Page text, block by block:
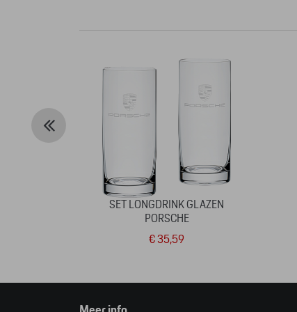
SET LONGDRINK GLAZEN
PORSCHE
€ 35,59